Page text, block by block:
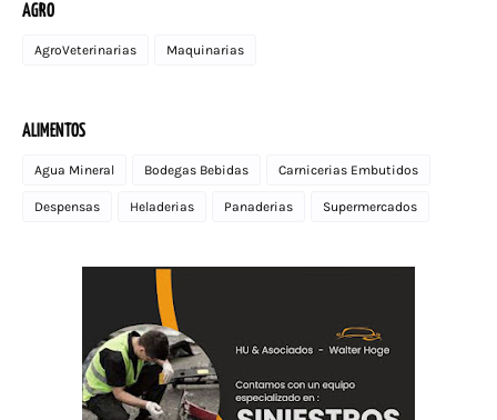
AGRO
AgroVeterinarias Maquinarias
ALIMENTOS
Agua Mineral Bodegas Bebidas Carnicerias Embutidos
Despensas Heladerias Panaderias Supermercados